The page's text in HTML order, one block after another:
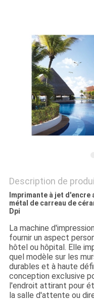
PRIVACY
POLICY
Description de
Imprimante à jet d'encre
métal de carreau de
Dpi
La machine
fournir un aspect
hôtel ou hôpital. Elle
quel modèle sur les
durables et à haute
conception exclusive
l'endroit attirant pour
la salle d'attente ou